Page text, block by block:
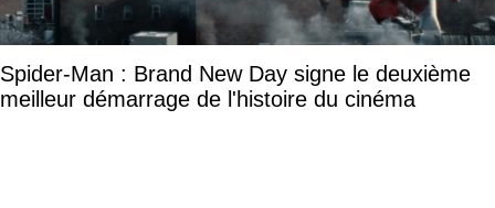
Spider-Man : Brand New Day signe le deuxième
meilleur démarrage de l'histoire du cinéma